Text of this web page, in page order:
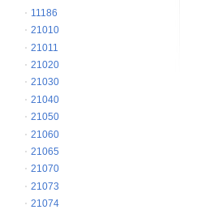
11186
21010
21011
21020
21030
21040
21050
21060
21065
21070
21073
21074